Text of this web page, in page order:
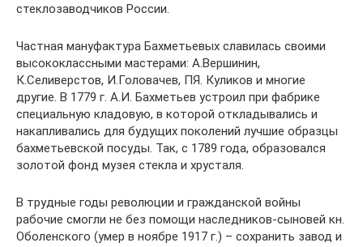
стеклозаводчиков России.
Частная мануфактура Бахметьевых славилась своими
высококлассными мастерами: А.Вершинин,
К.Селиверстов, И.Головачев, ПЯ. Куликов и многие
другие. В 1779 г. А.И. Бахметьев устроил при фабрике
специальную кладовую, в которой откладывались и
накапливались для будущих поколений лучшие образцы
бахметьевской посуды. Так, с 1789 года, образовался
золотой фонд музея стекла и хрусталя.
В трудные годы революции и гражданской войны
рабочие смогли не без помощи наследников-сыновей кн.
Оболенского (умер в ноябре 1917 г.) – сохранить завод и